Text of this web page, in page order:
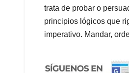
trata de probar o
principios lógicos que
imperativo. Mandar,